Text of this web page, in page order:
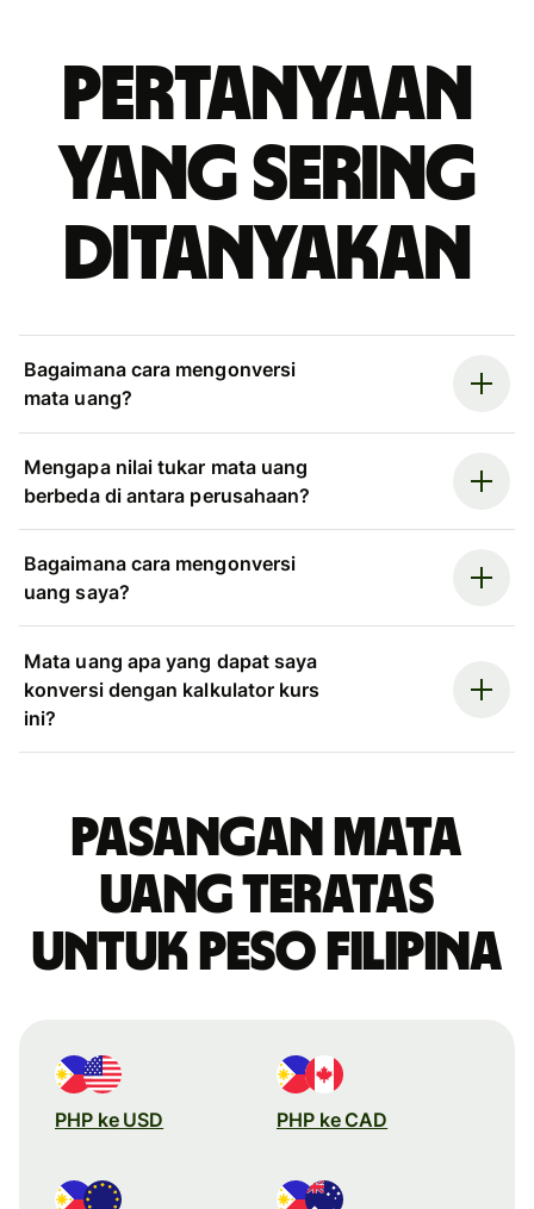
Pertanyaan
yang sering
ditanyakan
Bagaimana cara mengonversi
mata uang?
Mengapa nilai tukar mata uang
berbeda di antara perusahaan?
Bagaimana cara mengonversi
uang saya?
Mata uang apa yang dapat saya
konversi dengan kalkulator kurs
ini?
Pasangan mata
uang teratas
untuk peso Filipina
PHP ke USD PHP ke CAD